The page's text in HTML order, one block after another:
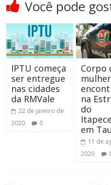
Você pode
IPTU começa
ser entregue
nas cidades
da RMVale
22 de janeiro de
2020
0
Corpo
na
do
em
11 de
2020